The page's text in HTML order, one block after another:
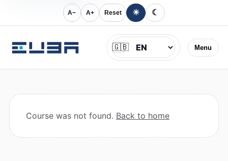
A− A+ Reset ☀ ☾
Menu
Jazyk
🇬🇧
Course was not found. Back to home